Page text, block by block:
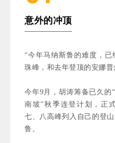
意外的冲顶
“今年马纳斯鲁的难度，已
珠峰，和去年登顶的安娜普
今年9月，胡涛筹备已久
南坡”秋季连登计划，正
七、八高峰列入自己的登
鲁。